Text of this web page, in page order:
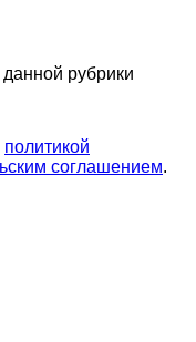
рубрики
политикой
соглашением.